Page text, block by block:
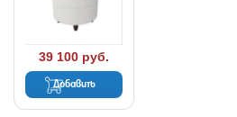
39 100 руб.
Добавить